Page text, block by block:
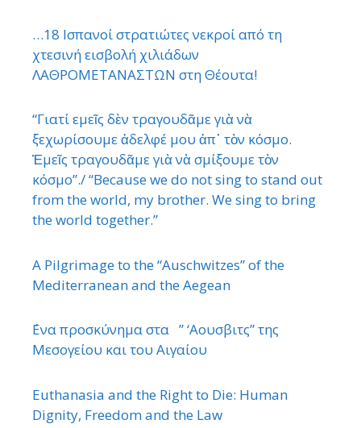
…18 Ισπανοί στρατιώτες νεκροί από τη
χτεσινή εισβολή χιλιάδων
ΛΑΘΡΟΜΕΤΑΝΑΣΤΩΝ στη Θέουτα!
“Γιατί εμεῖς δὲν τραγουδᾶμε γιὰ νὰ
ξεχωρίσουμε ἀδελφέ μου ἀπ᾿ τὸν κόσμο.
Ἐμεῖς τραγουδᾶμε γιὰ νὰ σμίξουμε τὸν
κόσμο”./ “Because we do not sing to stand out
from the world, my brother. We sing to bring
the world together.”
A Pilgrimage to the “Auschwitzes” of the
Mediterranean and the Aegean
΄Ενα προσκύνημα στα ” ‘Αουσβιτς” της
Μεσογείου και του Αιγαίου
Euthanasia and the Right to Die: Human
Dignity, Freedom and the Law